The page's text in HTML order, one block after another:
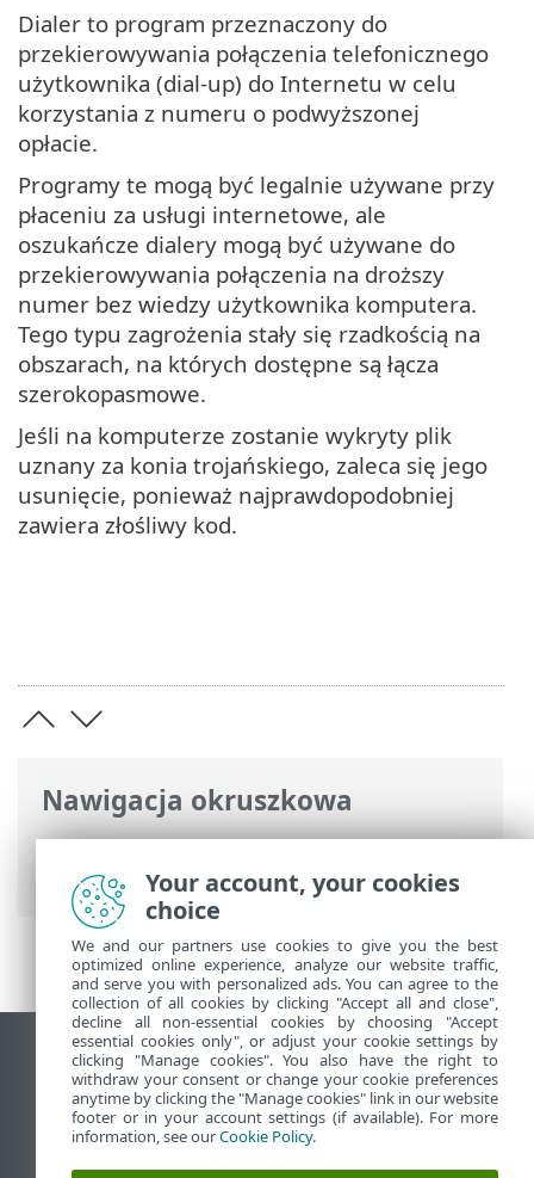
Nawigacja okruszkowa
Pomoc online ESET>ESET Glossary>
Wykrycia > Trojan
Dialer to program przeznaczony do
przekierowywania połączenia telefonicznego
użytkownika (dial-up) do Internetu w celu
korzystania z numeru o podwyższonej
opłacie.
Programy te mogą być legalnie używane przy
płaceniu za usługi internetowe, ale
oszukańcze dialery mogą być używane do
przekierowywania połączenia na droższy
numer bez wiedzy użytkownika komputera.
Tego typu zagrożenia stały się rzadkością na
obszarach, na których dostępne są łącza
szerokopasmowe.
Jeśli na komputerze zostanie wykryty plik
uznany za konia trojańskiego, zaleca się jego
usunięcie, ponieważ najprawdopodobniej
zawiera złośliwy kod.
Wyświetl witrynę internetową dla
komputerów
End of Life
Baza wiedzy ESET
Your account, your cookies
choice
We and our partners use cookies to give you the best
optimized online experience, analyze our website traffic,
and serve you with personalized ads. You can agree to the
collection of all cookies by clicking "Accept all and close",
decline all non-essential cookies by choosing "Accept
essential cookies only", or adjust your cookie settings by
clicking "Manage cookies". You also have the right to
withdraw your consent or change your cookie preferences
anytime by clicking the "Manage cookies" link in our website
footer or in your account settings (if available). For more
information, see ourCookie Policy.